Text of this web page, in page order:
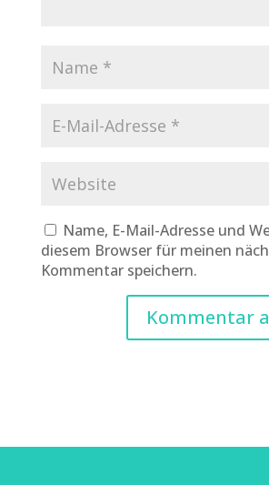
Name, E-Mail-Adresse und
diesem Browser für meinen
Kommentar speichern.